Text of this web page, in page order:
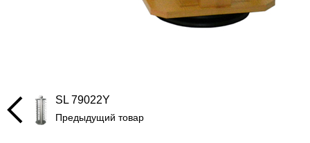
SL 79022Y
Предыдущий товар